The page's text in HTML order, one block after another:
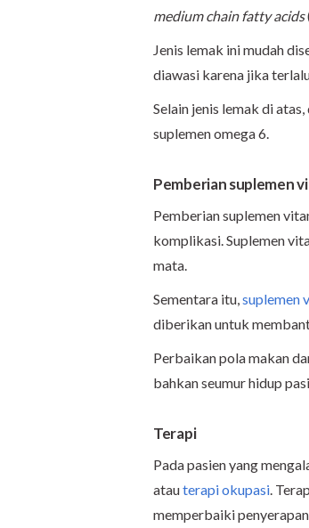
medium chain fatty acids
Jenis lemak ini mudah
diawasi karena jika
Selain jenis lemak di
suplemen omega 6.
Pemberian suplemen
Pemberian suplemen
komplikasi. Suplemen
mata.
Sementara itu,suplemen
diberikan untuk
Perbaikan pola makan
bahkan seumur hidup
Terapi
Pada pasien yang
atauterapi okupasi.
memperbaiki